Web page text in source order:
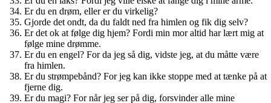
Er du en drøm, eller er du virkelig?
Gjorde det ondt, da du faldt ned fra himlen og fik dig selv?
Er det ok at følge dig hjem? Fordi min mor altid har lært mig at
følge mine drømme.
Er du en engel? For da jeg så dig, vidste jeg, at du måtte være
fra himlen.
Er du strømpebånd? For jeg kan ikke stoppe med at tænke på at
fjerne dig.
Er du magi? For når jeg ser på dig, forsvinder alle mine